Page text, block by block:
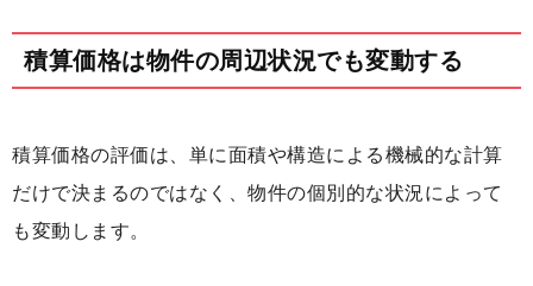
積算価格は物件の周辺状況でも変動する
積算価格の評価は、単に面積や構造による機械的な計算
だけで決まるのではなく、物件の個別的な状況によって
も変動します。